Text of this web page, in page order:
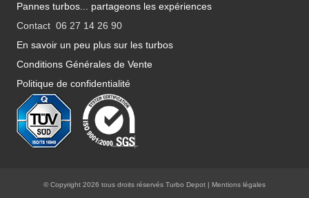
Pannes turbos... partageons les expériences
Contact 06 27 14 26 90
En savoir un peu plus sur les turbos
Conditions Générales de Vente
Politique de confidentialité
© Copyright 2026 tous droits réservés Turbo Depot | Mentions légales